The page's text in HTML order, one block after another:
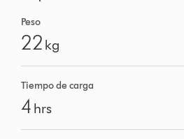
Peso
22 kg
Tiempo de carga
4 hrs